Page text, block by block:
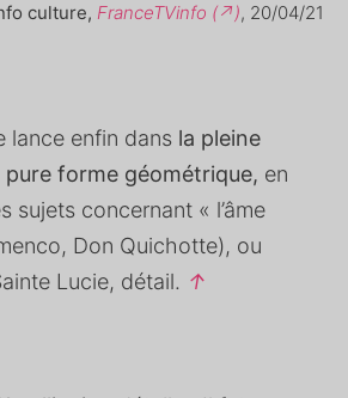
culture, FranceTVinfo (↗), 20/04/21
lance enfin dans la pleine
pure forme géométrique, en
sujets concernant « l’âme
Don Quichotte), ou
Lucie, détail. ↑